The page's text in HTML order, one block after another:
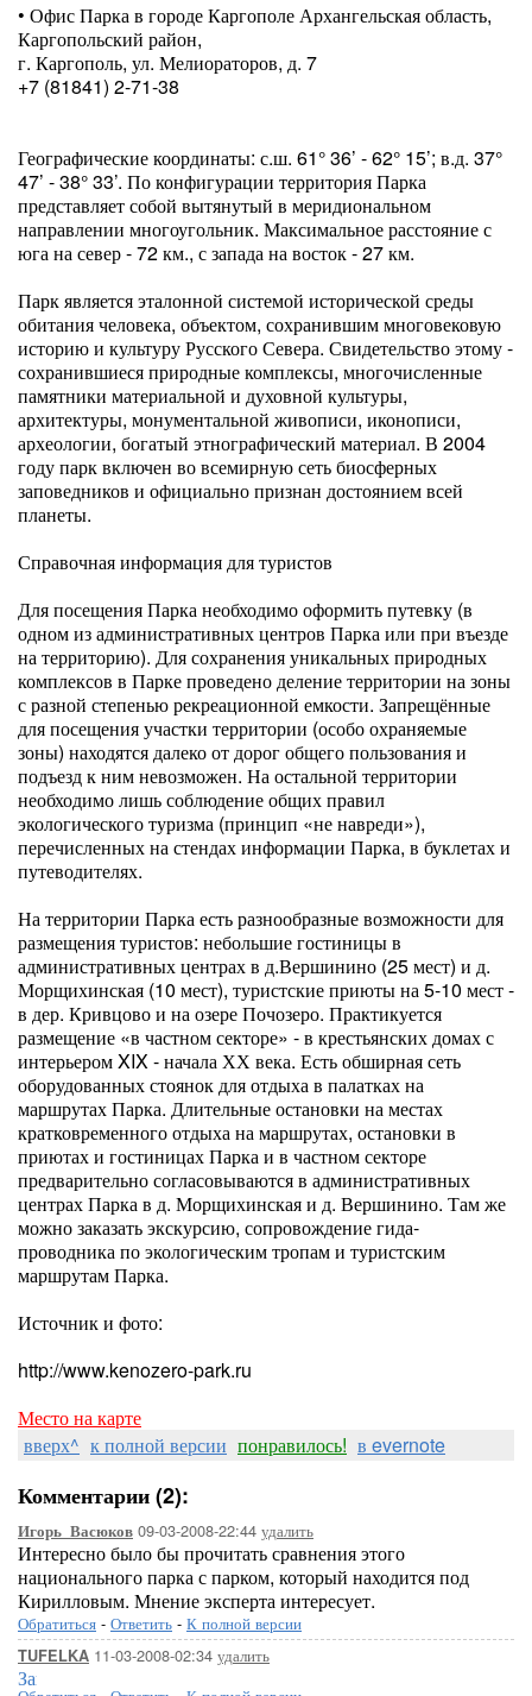
• Офис Парка в городе Каргополе Архангельская область,
Каргопольский район,
г. Каргополь, ул. Мелиораторов, д. 7
+7 (81841) 2-71-38
Географические координаты: с.ш. 61° 36’ - 62° 15’; в.д. 37°
47’ - 38° 33’. По конфигурации территория Парка
представляет собой вытянутый в меридиональном
направлении многоугольник. Максимальное расстояние с
юга на север - 72 км., с запада на восток - 27 км.
Парк является эталонной системой исторической среды
обитания человека, объектом, сохранившим многовековую
историю и культуру Русского Севера. Свидетельство этому -
сохранившиеся природные комплексы, многочисленные
памятники материальной и духовной культуры,
архитектуры, монументальной живописи, иконописи,
археологии, богатый этнографический материал. В 2004
году парк включен во всемирную сеть биосферных
заповедников и официально признан достоянием всей
планеты.
Справочная информация для туристов
Для посещения Парка необходимо оформить путевку (в
одном из административных центров Парка или при въезде
на территорию). Для сохранения уникальных природных
комплексов в Парке проведено деление территории на зоны
с разной степенью рекреационной емкости. Запрещённые
для посещения участки территории (особо охраняемые
зоны) находятся далеко от дорог общего пользования и
подъезд к ним невозможен. На остальной территории
необходимо лишь соблюдение общих правил
экологического туризма (принцип «не навреди»),
перечисленных на стендах информации Парка, в буклетах и
путеводителях.
На территории Парка есть разнообразные возможности для
размещения туристов: небольшие гостиницы в
административных центрах в д.Вершинино (25 мест) и д.
Морщихинская (10 мест), туристские приюты на 5-10 мест -
в дер. Кривцово и на озере Почозеро. Практикуется
размещение «в частном секторе» - в крестьянских домах с
интерьером XIX - начала ХХ века. Есть обширная сеть
оборудованных стоянок для отдыха в палатках на
маршрутах Парка. Длительные остановки на местах
кратковременного отдыха на маршрутах, остановки в
приютах и гостиницах Парка и в частном секторе
предварительно согласовываются в административных
центрах Парка в д. Морщихинская и д. Вершинино. Там же
можно заказать экскурсию, сопровождение гида-
проводника по экологическим тропам и туристским
маршрутам Парка.
Источник и фото:
http://www.kenozero-park.ru
Место на карте
вверх^ к полной версии понравилось! в evernote
Комментарии (2):
Игорь_Васюков 09-03-2008-22:44 удалить
Интересно было бы прочитать сравнения этого
национального парка с парком, который находится под
Кирилловым. Мнение эксперта интересует.
Обратиться - Ответить - К полной версии
TUFELKA 11-03-2008-02:34 удалить